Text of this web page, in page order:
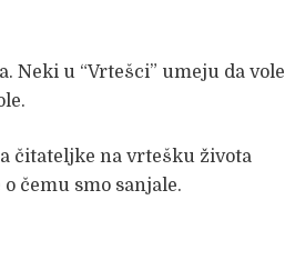
Neki u “Vrtešci” umeju da vole
čitateljke na vrtešku života
čemu smo sanjale.